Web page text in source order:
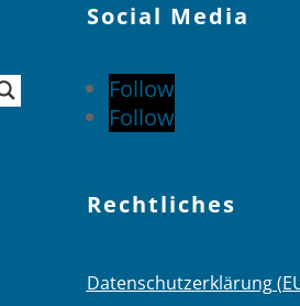
Social Media
Follow
Follow
Rechtliches
Datenschutzerklärung